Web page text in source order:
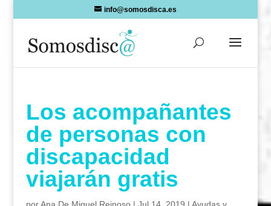
info@somosdisca.es
Los acompañantes
de personas con
discapacidad
viajarán gratis